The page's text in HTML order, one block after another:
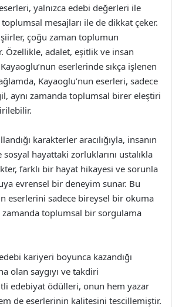
yalnızca edebi değerleri ile
mesajları ile de dikkat çeker.
şiirler, çoğu zaman toplumun
Özellikle, adalet, eşitlik ve insan
eserlerinde sıkça işlenen
Kayaoglu’nun eserleri, sadece
aynı zamanda toplumsal birer eleştiri
karakterler aracılığıyla, insanın
sosyal hayattaki zorluklarını ustalıkla
farklı bir hayat hikayesi ve sorunla
evrensel bir deneyim sunar. Bu
eserlerini sadece bireysel bir okuma
zamanda toplumsal bir sorgulama
kariyeri boyunca kazandığı
olan saygıyı ve takdiri
edebiyat ödülleri, onun hem yazar
de eserlerinin kalitesini tescillemiştir.